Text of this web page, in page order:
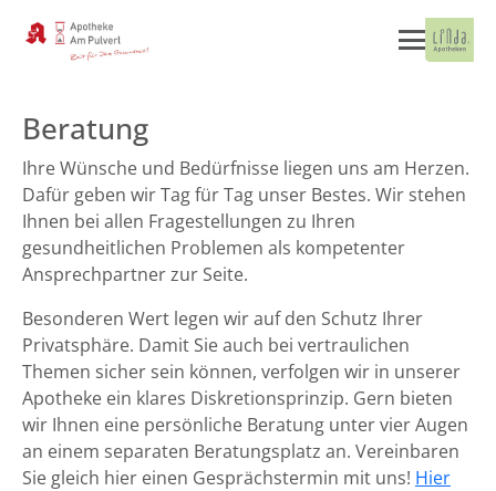
Beratung
Ihre Wünsche und Bedürfnisse liegen uns am Herzen.
Dafür geben wir Tag für Tag unser Bestes. Wir stehen
Ihnen bei allen Fragestellungen zu Ihren
gesundheitlichen Problemen als kompetenter
Ansprechpartner zur Seite.
Besonderen Wert legen wir auf den Schutz Ihrer
Privatsphäre. Damit Sie auch bei vertraulichen
Themen sicher sein können, verfolgen wir in unserer
Apotheke ein klares Diskretionsprinzip. Gern bieten
wir Ihnen eine persönliche Beratung unter vier Augen
an einem separaten Beratungsplatz an. Vereinbaren
Sie gleich hier einen Gesprächstermin mit uns! Hier